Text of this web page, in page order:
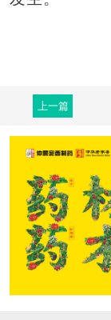
上一篇